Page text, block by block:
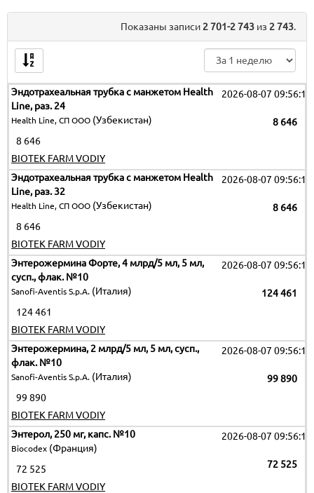
Показаны записи 2 701-2 743 из 2 743.
Эндотрахеальная трубка с манжетом Health
Line, раз. 24
Health Line, СП ООО (Узбекистан)
2026-08-07 09:56:12
8 646
8 646
BIOTEK FARM VODIY
Эндотрахеальная трубка с манжетом Health
Line, раз. 32
Health Line, СП ООО (Узбекистан)
2026-08-07 09:56:12
8 646
8 646
BIOTEK FARM VODIY
Энтерожермина Форте, 4 млрд/5 мл, 5 мл,
сусп., флак. №10
Sanofi-Aventis S.p.A. (Италия)
2026-08-07 09:56:12
124 461
124 461
BIOTEK FARM VODIY
Энтерожермина, 2 млрд/5 мл, 5 мл, сусп.,
флак. №10
Sanofi-Aventis S.p.A. (Италия)
2026-08-07 09:56:12
99 890
99 890
BIOTEK FARM VODIY
Энтерол, 250 мг, капс. №10
Biocodex (Франция)
2026-08-07 09:56:12
72 525
72 525
BIOTEK FARM VODIY